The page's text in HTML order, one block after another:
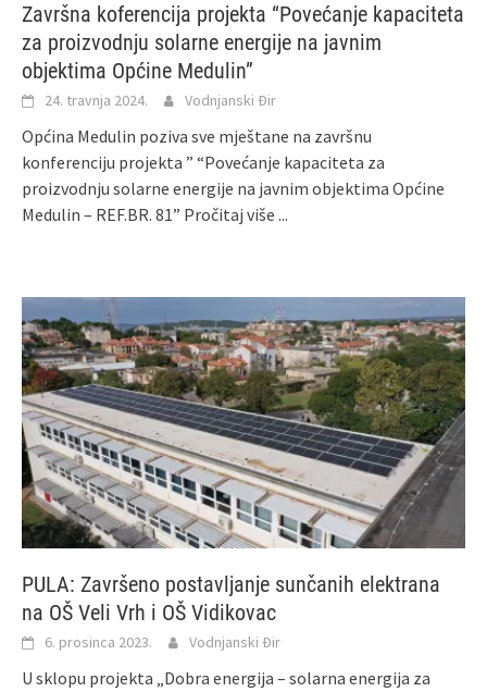
Završna koferencija projekta “Povećanje kapaciteta
za proizvodnju solarne energije na javnim
objektima Općine Medulin”
24. travnja 2024. Vodnjanski Đir
Općina Medulin poziva sve mještane na završnu
konferenciju projekta ” “Povećanje kapaciteta za
proizvodnju solarne energije na javnim objektima Općine
Medulin – REF.BR. 81” Pročitaj više ...
PULA: Završeno postavljanje sunčanih elektrana
na OŠ Veli Vrh i OŠ Vidikovac
6. prosinca 2023. Vodnjanski Đir
U sklopu projekta „Dobra energija – solarna energija za